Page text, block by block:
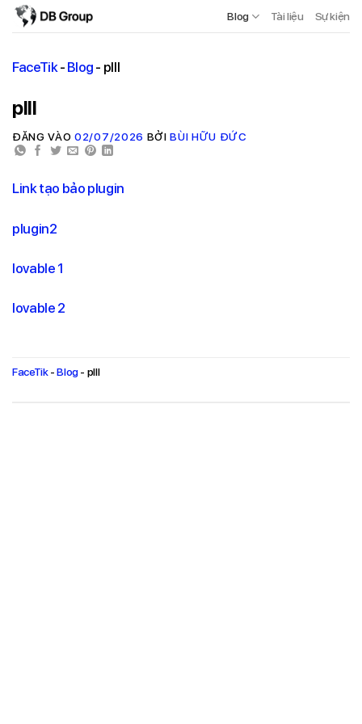
Blog Tài liệu Sự kiện
FaceTik- Blog - plll
plll
ĐĂNG VÀO02/07/2026 BỞIBÙI HỮU ĐỨC
Link tạo bảo plugin
plugin2
lovable 1
lovable 2
FaceTik-Blog- plll